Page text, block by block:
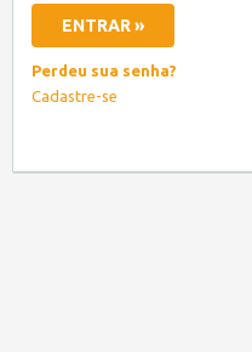
Perdeu sua senha?
Cadastre-se